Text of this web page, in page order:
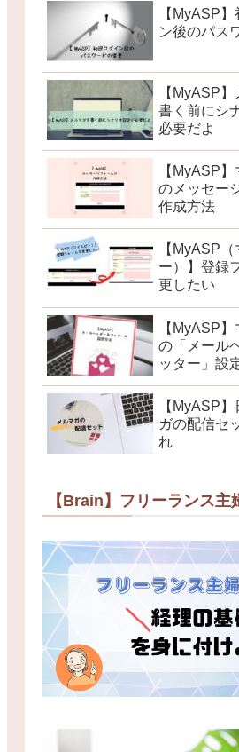
【MyASP
ン後のパス
【MyASP
書く前にシ
必要だよ
【MyASP
のメッセー
作成方法
【MyASP
ー）】登録
更したい
【MyASP
の「メール
ッター」設
【MyASP
ガの配信セ
れ
【Brain】フリーランス主